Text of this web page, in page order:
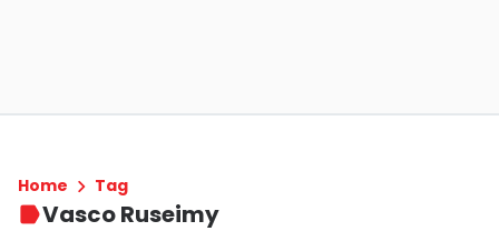
Home Tag
Vasco Ruseimy